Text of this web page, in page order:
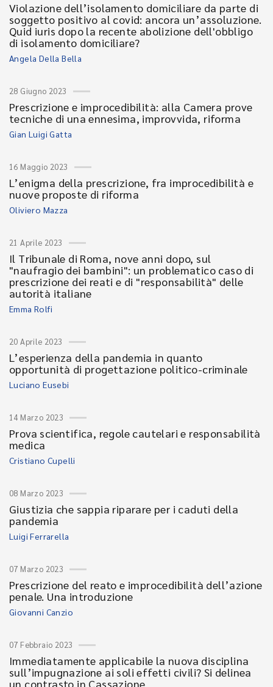
Violazione dell’isolamento domiciliare da parte di
soggetto positivo al covid: ancora un’assoluzione.
Quid iuris dopo la recente abolizione dell'obbligo
di isolamento domiciliare?
Angela Della Bella
28 Giugno 2023
Prescrizione e improcedibilità: alla Camera prove
tecniche di una ennesima, improvvida, riforma
Gian Luigi Gatta
16 Maggio 2023
L’enigma della prescrizione, fra improcedibilità e
nuove proposte di riforma
Oliviero Mazza
21 Aprile 2023
Il Tribunale di Roma, nove anni dopo, sul
"naufragio dei bambini": un problematico caso di
prescrizione dei reati e di "responsabilità" delle
autorità italiane
Emma Rolfi
20 Aprile 2023
L’esperienza della pandemia in quanto
opportunità di progettazione politico-criminale
Luciano Eusebi
14 Marzo 2023
Prova scientifica, regole cautelari e responsabilità
medica
Cristiano Cupelli
08 Marzo 2023
Giustizia che sappia riparare per i caduti della
pandemia
Luigi Ferrarella
07 Marzo 2023
Prescrizione del reato e improcedibilità dell’azione
penale. Una introduzione
Giovanni Canzio
07 Febbraio 2023
Immediatamente applicabile la nuova disciplina
sull’impugnazione ai soli effetti civili? Si delinea
un contrasto in Cassazione